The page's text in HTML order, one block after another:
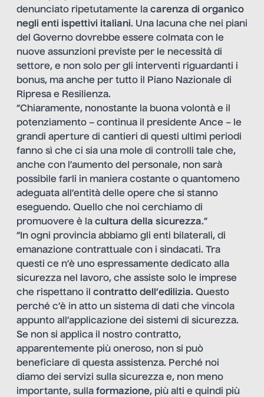
denunciato ripetutamente la carenza di organico
negli enti ispettivi italiani. Una lacuna che nei piani
del Governo dovrebbe essere colmata con le
nuove assunzioni previste per le necessità di
settore, e non solo per gli interventi riguardanti i
bonus, ma anche per tutto il Piano Nazionale di
Ripresa e Resilienza.
“Chiaramente, nonostante la buona volontà e il
potenziamento – continua il presidente Ance – le
grandi aperture di cantieri di questi ultimi periodi
fanno sì che ci sia una mole di controlli tale che,
anche con l’aumento del personale, non sarà
possibile farli in maniera costante o quantomeno
adeguata all’entità delle opere che si stanno
eseguendo. Quello che noi cerchiamo di
promuovere è la cultura della sicurezza.”
“In ogni provincia abbiamo gli enti bilaterali, di
emanazione contrattuale con i sindacati. Tra
questi ce n’è uno espressamente dedicato alla
sicurezza nel lavoro, che assiste solo le imprese
che rispettano il contratto dell’edilizia. Questo
perché c’è in atto un sistema di dati che vincola
appunto all’applicazione dei sistemi di sicurezza.
Se non si applica il nostro contratto,
apparentemente più oneroso, non si può
beneficiare di questa assistenza. Perché noi
diamo dei servizi sulla sicurezza e, non meno
importante, sulla formazione, più alti e quindi più